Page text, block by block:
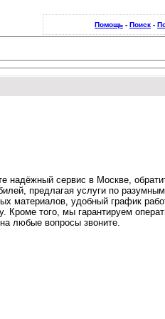
Помощь - Поиск -
надёжный сервис в Москве,
предлагая услуги по
материалов, удобный график
того, мы гарантируем
любые вопросы звоните.